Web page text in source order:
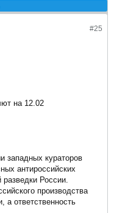
#25
на 12.02
западных кураторов
антироссийских
России.
производства
а ответственность